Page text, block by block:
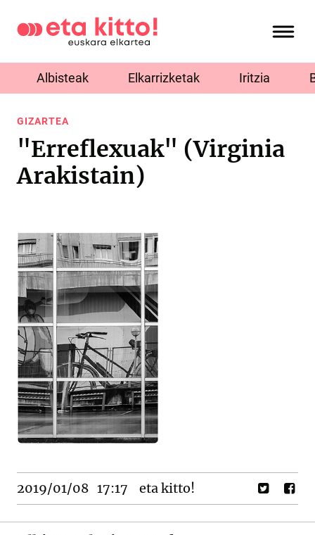
Albisteak Elkarrizketak Iritzia
GIZARTEA
"Erreflexuak" (Virginia
Arakistain)
2019/01/08 17:17 eta kitto!